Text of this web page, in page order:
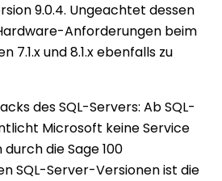
9.0.4. Ungeachtet dessen
Anforderungen beim
7.1.x und 8.1.x ebenfalls zu
des SQL-Servers: Ab SQL-
Microsoft keine Service
die Sage 100
SQL-Server-Versionen ist die